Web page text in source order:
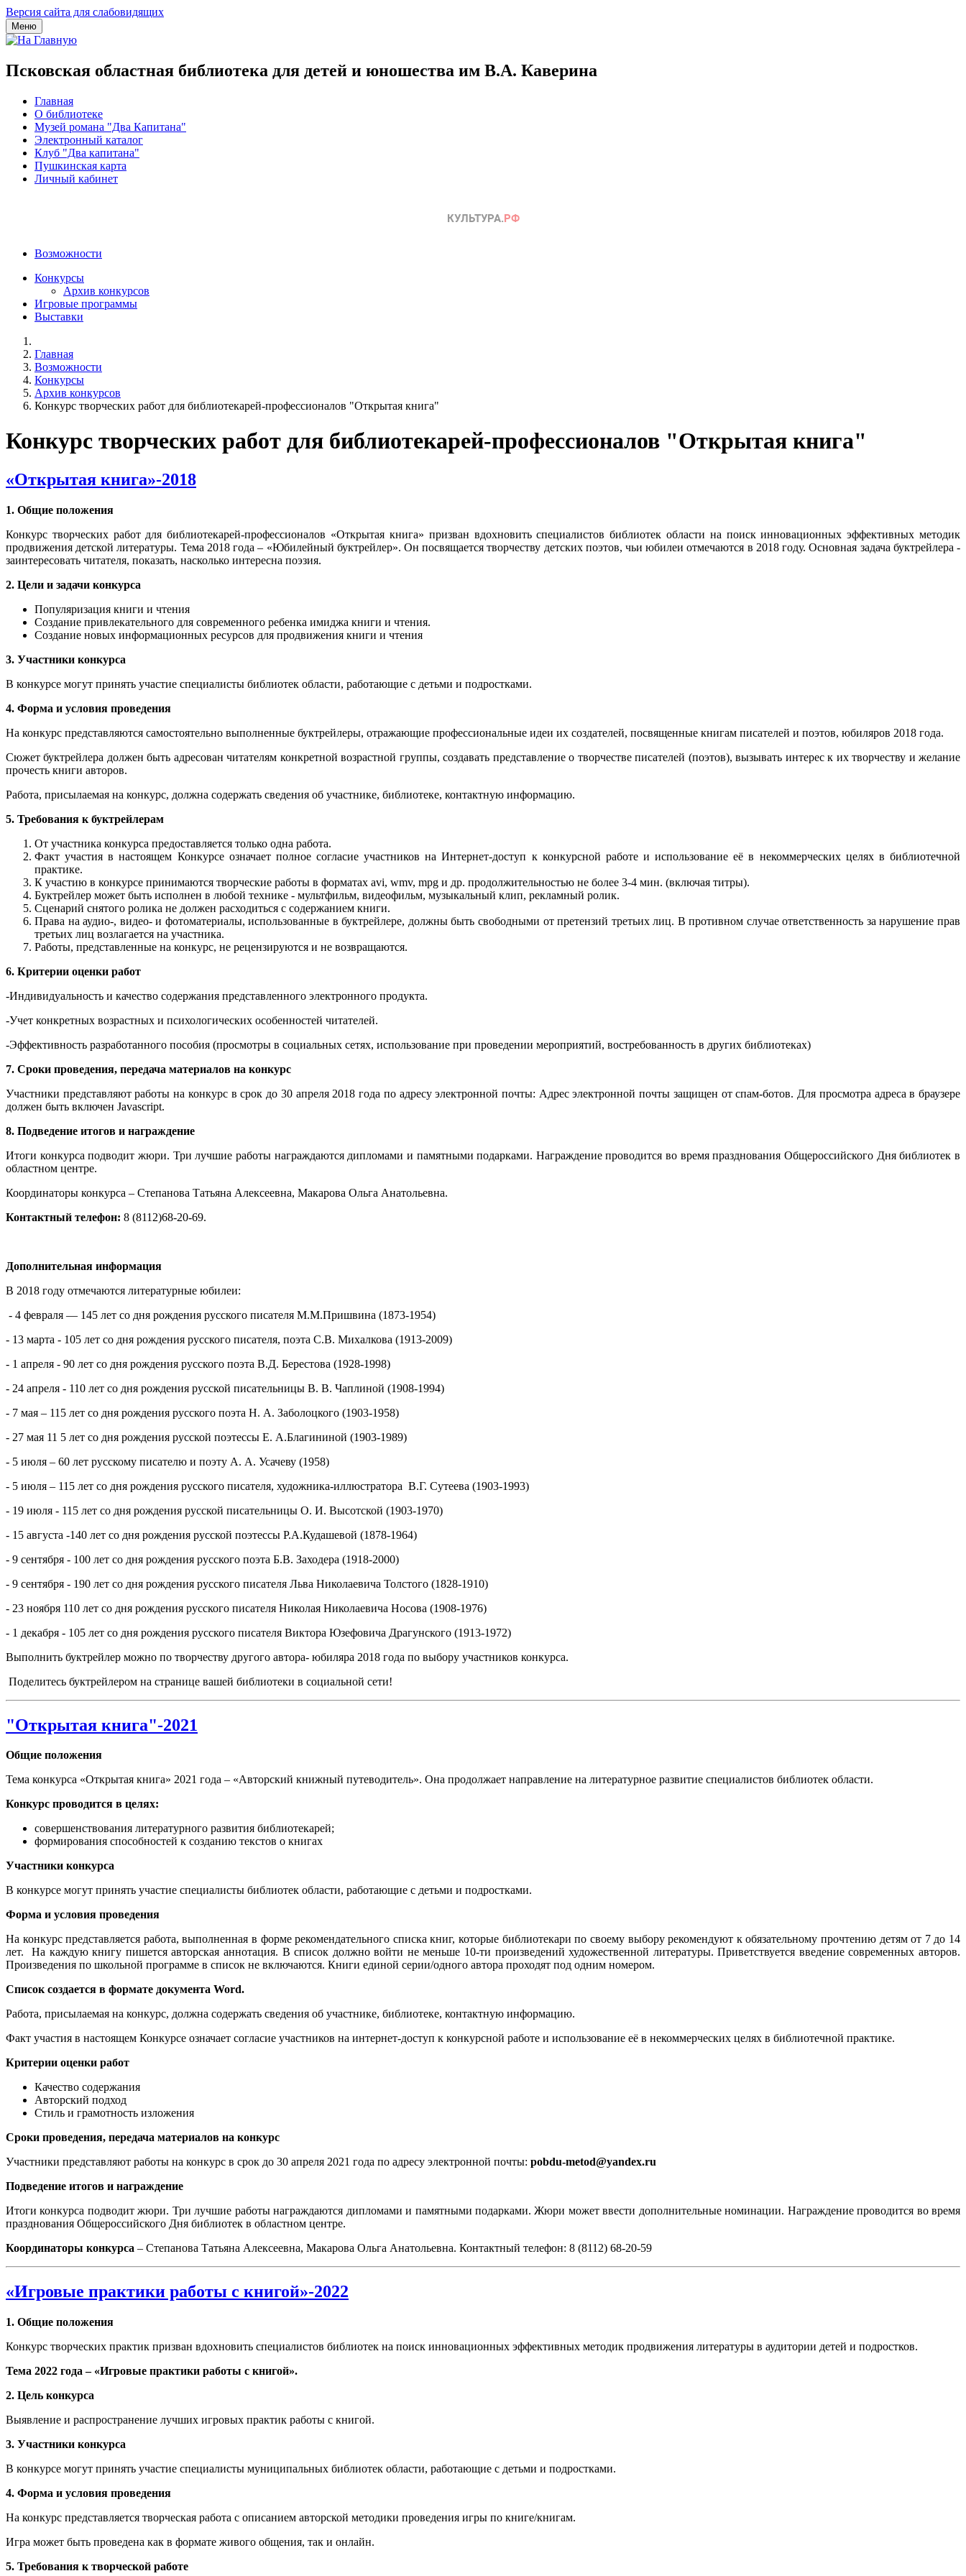
Версия сайта для слабовидящих
Меню
Псковская областная библиотека для детей и юношества им В.А. Каверина
Главная
О библиотеке
Музей романа "Два Капитана"
Электронный каталог
Клуб "Два капитана"
Пушкинская карта
Личный кабинет
Возможности
Конкурсы
Архив конкурсов
Игровые программы
Выставки
Главная
Возможности
Конкурсы
Архив конкурсов
Конкурс творческих работ для библиотекарей-профессионалов "Открытая книга"
Конкурс творческих работ для библиотекарей-профессионалов "Открытая книга"
«Открытая книга»-2018
1. Общие положения
Конкурс творческих работ для библиотекарей-профессионалов «Открытая книга» призван вдохновить специалистов библиотек области на поиск инновационных эффективных методик
продвижения детской литературы. Тема 2018 года – «Юбилейный буктрейлер». Он посвящается творчеству детских поэтов, чьи юбилеи отмечаются в 2018 году. Основная задача буктрейлера -
заинтересовать читателя, показать, насколько интересна поэзия.
2. Цели и задачи конкурса
Популяризация книги и чтения
Создание привлекательного для современного ребенка имиджа книги и чтения.
Создание новых информационных ресурсов для продвижения книги и чтения
3. Участники конкурса
В конкурсе могут принять участие специалисты библиотек области, работающие с детьми и подростками.
4. Форма и условия проведения
На конкурс представляются самостоятельно выполненные буктрейлеры, отражающие профессиональные идеи их создателей, посвященные книгам писателей и поэтов, юбиляров 2018 года.
Сюжет буктрейлера должен быть адресован читателям конкретной возрастной группы, создавать представление о творчестве писателей (поэтов), вызывать интерес к их творчеству и желание
прочесть книги авторов.
Работа, присылаемая на конкурс, должна содержать сведения об участнике, библиотеке, контактную информацию.
5. Требования к буктрейлерам
От участника конкурса предоставляется только одна работа.
Факт участия в настоящем Конкурсе означает полное согласие участников на Интернет-доступ к конкурсной работе и использование её в некоммерческих целях в библиотечной
практике.
К участию в конкурсе принимаются творческие работы в форматах avi, wmv, mpg и др. продолжительностью не более 3-4 мин. (включая титры).
Буктрейлер может быть исполнен в любой технике - мультфильм, видеофильм, музыкальный клип, рекламный ролик.
Сценарий снятого ролика не должен расходиться с содержанием книги.
Права на аудио-, видео- и фотоматериалы, использованные в буктрейлере, должны быть свободными от претензий третьих лиц. В противном случае ответственность за нарушение прав
третьих лиц возлагается на участника.
Работы, представленные на конкурс, не рецензируются и не возвращаются.
6. Критерии оценки работ
-Индивидуальность и качество содержания представленного электронного продукта.
-Учет конкретных возрастных и психологических особенностей читателей.
-Эффективность разработанного пособия (просмотры в социальных сетях, использование при проведении мероприятий, востребованность в других библиотеках)
7. Сроки проведения, передача материалов на конкурс
Участники представляют работы на конкурс в срок до 30 апреля 2018 года по адресу электронной почты: Адрес электронной почты защищен от спам-ботов. Для просмотра адреса в браузере
должен быть включен Javascript.
8. Подведение итогов и награждение
Итоги конкурса подводит жюри. Три лучшие работы награждаются дипломами и памятными подарками. Награждение проводится во время празднования Общероссийского Дня библиотек в
областном центре.
Координаторы конкурса – Степанова Татьяна Алексеевна, Макарова Ольга Анатольевна.
Контактный телефон: 8 (8112)68-20-69.
Дополнительная информация
В 2018 году отмечаются литературные юбилеи:
- 4 февраля — 145 лет со дня рождения русского писателя М.М.Пришвина (1873-1954)
- 13 марта - 105 лет со дня рождения русского писателя, поэта С.В. Михалкова (1913-2009)
- 1 апреля - 90 лет со дня рождения русского поэта В.Д. Берестова (1928-1998)
- 24 апреля - 110 лет со дня рождения русской писательницы В. В. Чаплиной (1908-1994)
- 7 мая – 115 лет со дня рождения русского поэта Н. А. Заболоцкого (1903-1958)
- 27 мая 11 5 лет со дня рождения русской поэтессы Е. А.Благининой (1903-1989)
- 5 июля – 60 лет русскому писателю и поэту А. А. Усачеву (1958)
- 5 июля – 115 лет со дня рождения русского писателя, художника-иллюстратора В.Г. Сутеева (1903-1993)
- 19 июля - 115 лет со дня рождения русской писательницы О. И. Высотской (1903-1970)
- 15 августа -140 лет со дня рождения русской поэтессы Р.А.Кудашевой (1878-1964)
- 9 сентября - 100 лет со дня рождения русского поэта Б.В. Заходера (1918-2000)
- 9 сентября - 190 лет со дня рождения русского писателя Льва Николаевича Толстого (1828-1910)
- 23 ноября 110 лет со дня рождения русского писателя Николая Николаевича Носова (1908-1976)
- 1 декабря - 105 лет со дня рождения русского писателя Виктора Юзефовича Драгунского (1913-1972)
Выполнить буктрейлер можно по творчеству другого автора- юбиляра 2018 года по выбору участников конкурса.
Поделитесь буктрейлером на странице вашей библиотеки в социальной сети!
"Открытая книга"-2021
Общие положения
Тема конкурса «Открытая книга» 2021 года – «Авторский книжный путеводитель». Она продолжает направление на литературное развитие специалистов библиотек области.
Конкурс проводится в целях:
совершенствования литературного развития библиотекарей;
формирования способностей к созданию текстов о книгах
Участники конкурса
В конкурсе могут принять участие специалисты библиотек области, работающие с детьми и подростками.
Форма и условия проведения
На конкурс представляется работа, выполненная в форме рекомендательного списка книг, которые библиотекари по своему выбору рекомендуют к обязательному прочтению детям от 7 до 14
лет. На каждую книгу пишется авторская аннотация. В список должно войти не меньше 10-ти произведений художественной литературы. Приветствуется введение современных авторов.
Произведения по школьной программе в список не включаются. Книги единой серии/одного автора проходят под одним номером.
Список создается в формате документа Word.
Работа, присылаемая на конкурс, должна содержать сведения об участнике, библиотеке, контактную информацию.
Факт участия в настоящем Конкурсе означает согласие участников на интернет-доступ к конкурсной работе и использование её в некоммерческих целях в библиотечной практике.
Критерии оценки работ
Качество содержания
Авторский подход
Стиль и грамотность изложения
Сроки проведения, передача материалов на конкурс
Участники представляют работы на конкурс в срок до 30 апреля 2021 года по адресу электронной почты: pobdu-metod@yandex.ru
Подведение итогов и награждение
Итоги конкурса подводит жюри. Три лучшие работы награждаются дипломами и памятными подарками. Жюри может ввести дополнительные номинации. Награждение проводится во время
празднования Общероссийского Дня библиотек в областном центре.
Координаторы конкурса – Степанова Татьяна Алексеевна, Макарова Ольга Анатольевна. Контактный телефон: 8 (8112) 68-20-59
«Игровые практики работы с книгой»-2022
1. Общие положения
Конкурс творческих практик призван вдохновить специалистов библиотек на поиск инновационных эффективных методик продвижения литературы в аудитории детей и подростков.
Тема 2022 года – «Игровые практики работы с книгой».
2. Цель конкурса
Выявление и распространение лучших игровых практик работы с книгой.
3. Участники конкурса
В конкурсе могут принять участие специалисты муниципальных библиотек области, работающие с детьми и подростками.
4. Форма и условия проведения
На конкурс представляется творческая работа с описанием авторской методики проведения игры по книге/книгам.
Игра может быть проведена как в формате живого общения, так и онлайн.
5. Требования к творческой работе